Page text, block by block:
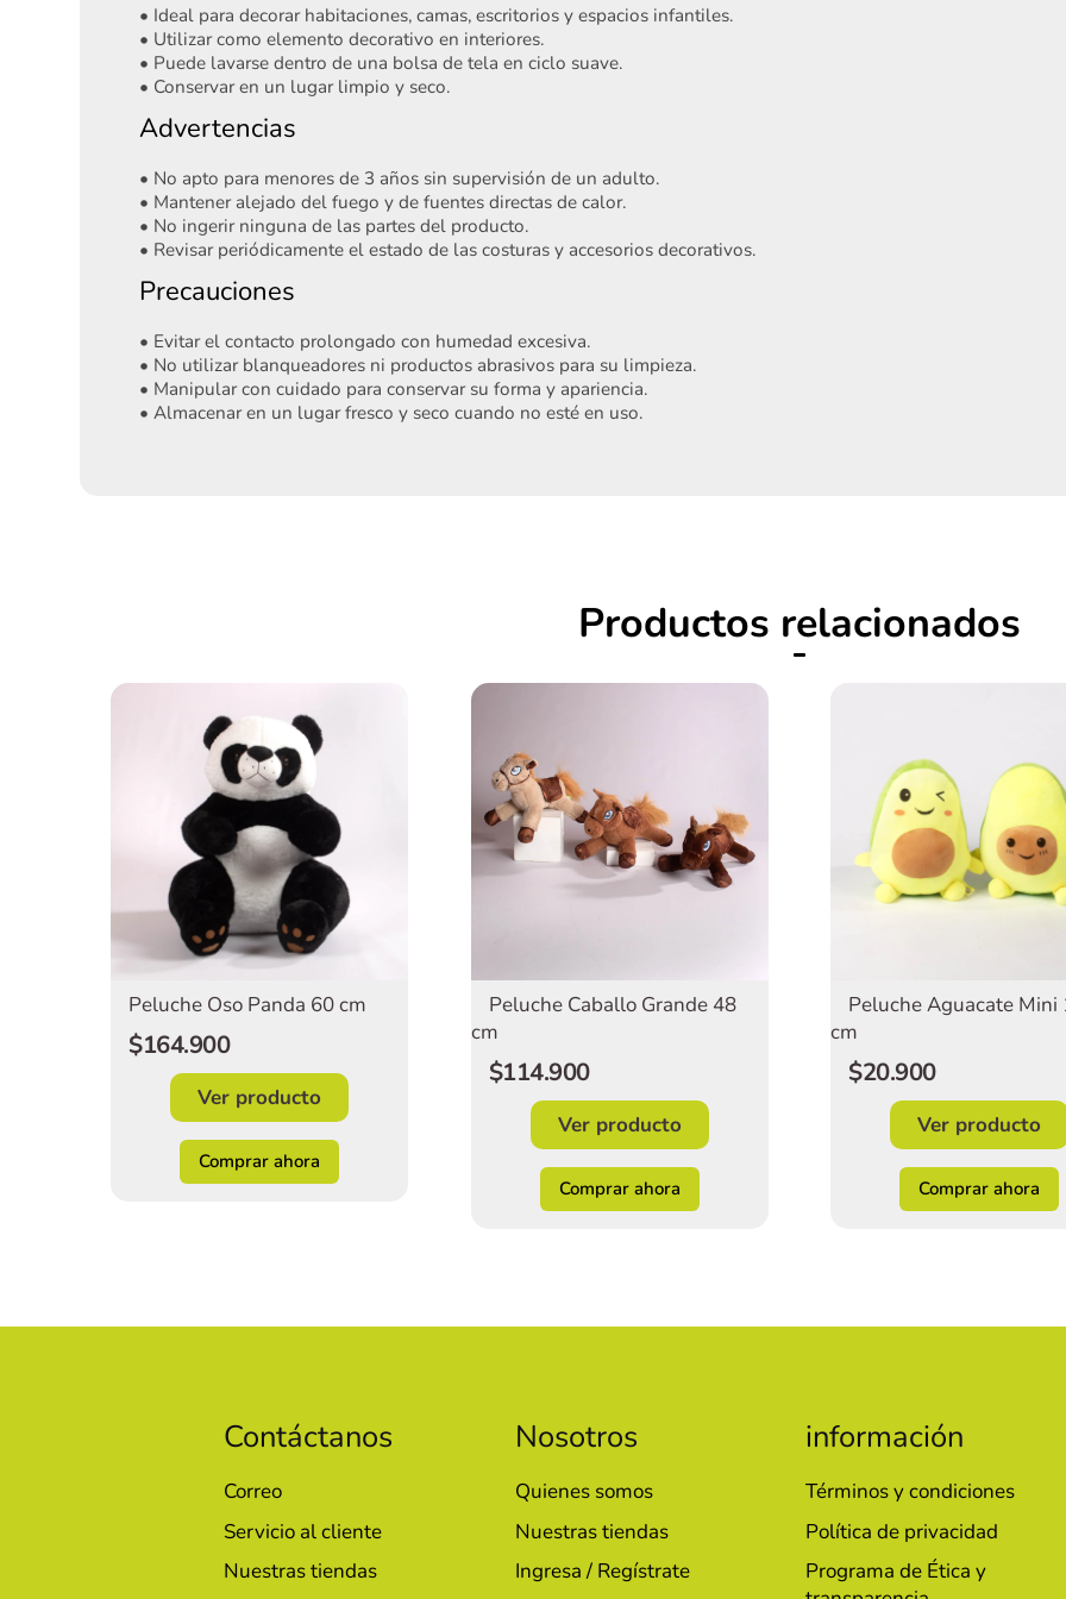
• Ideal para decorar habitaciones, camas, escritorios y espacios infantiles.
• Utilizar como elemento decorativo en interiores.
• Puede lavarse dentro de una bolsa de tela en ciclo suave.
• Conservar en un lugar limpio y seco.
Advertencias
• No apto para menores de 3 años sin supervisión de un adulto.
• Mantener alejado del fuego y de fuentes directas de calor.
• No ingerir ninguna de las partes del producto.
• Revisar periódicamente el estado de las costuras y accesorios decorativos.
Precauciones
• Evitar el contacto prolongado con humedad excesiva.
• No utilizar blanqueadores ni productos abrasivos para su limpieza.
• Manipular con cuidado para conservar su forma y apariencia.
• Almacenar en un lugar fresco y seco cuando no esté en uso.
Productos relacionados
Peluche Oso Panda 60 cm
$164.900
Ver producto
Comprar ahora
Peluche Caballo Grande 48
cm
$114.900
Ver producto
Comprar ahora
Peluche Aguacate Mini
cm
$20.900
Ver producto
Comprar ahora
Contáctanos
Correo
Servicio al cliente
Nuestras tiendas
Nosotros
Quienes somos
Nuestras tiendas
Ingresa / Regístrate
información
Términos y condiciones
Política de privacidad
Programa de Ética y